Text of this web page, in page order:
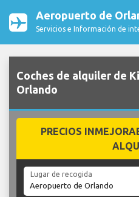
Aeropuerto de
Servicios e Información de
Coches de alquiler de
Orlando
PRECIOS
Lugar de recogida